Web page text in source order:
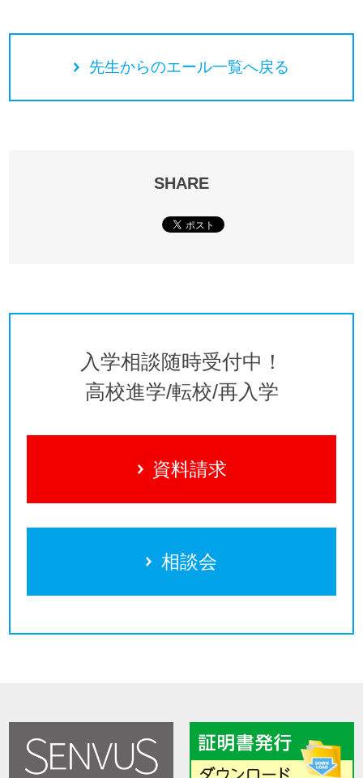
先生からのエール一覧へ戻る
SHARE
入学相談随時受付中！
高校進学/転校/再入学
資料請求
相談会